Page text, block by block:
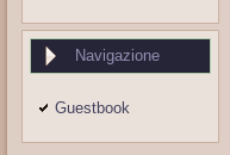
Navigazione
Guestbook